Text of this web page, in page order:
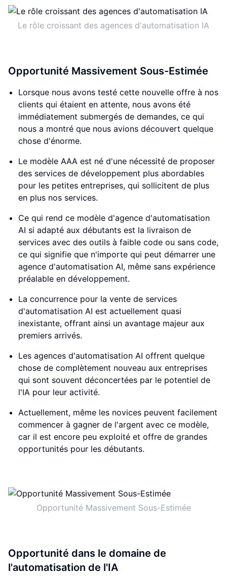
Le rôle croissant des agences d'automatisation IA
Opportunité Massivement Sous-Estimée
Lorsque nous avons testé cette nouvelle offre à nos
clients qui étaient en attente, nous avons été
immédiatement submergés de demandes, ce qui
nous a montré que nous avions découvert quelque
chose d'énorme.
Le modèle AAA est né d'une nécessité de proposer
des services de développement plus abordables
pour les petites entreprises, qui sollicitent de plus
en plus nos services.
Ce qui rend ce modèle d'agence d'automatisation
AI si adapté aux débutants est la livraison de
services avec des outils à faible code ou sans code,
ce qui signifie que n'importe qui peut démarrer une
agence d'automatisation AI, même sans expérience
préalable en développement.
La concurrence pour la vente de services
d'automatisation AI est actuellement quasi
inexistante, offrant ainsi un avantage majeur aux
premiers arrivés.
Les agences d'automatisation AI offrent quelque
chose de complètement nouveau aux entreprises
qui sont souvent déconcertées par le potentiel de
l'IA pour leur activité.
Actuellement, même les novices peuvent facilement
commencer à gagner de l'argent avec ce modèle,
car il est encore peu exploité et offre de grandes
opportunités pour les débutants.
Opportunité Massivement Sous-Estimée
Opportunité dans le domaine de
l'automatisation de l'IA